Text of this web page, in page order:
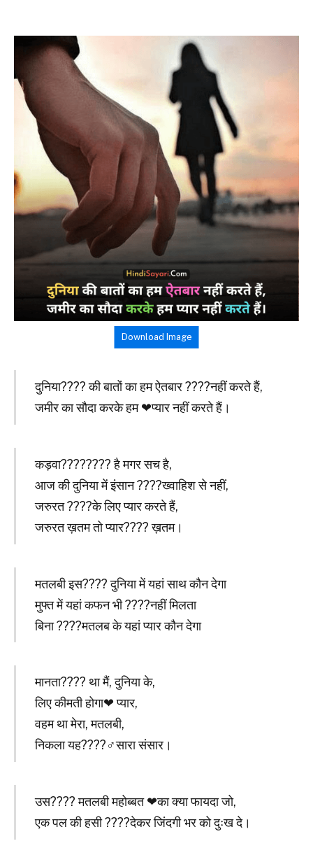
Download Image
दुनिया???? की बातों का हम ऐतबार ????नहीं करते हैं,
जमीर का सौदा करके हम ❤प्यार नहीं करते हैं।
कड़वा????‍???? है मगर सच है,
आज की दुनिया में इंसान ????ख्वाहिश से नहीं,
जरुरत ????के लिए प्यार करते हैं,
जरुरत ख़तम तो प्यार???? ख़तम।
मतलबी इस???? दुनिया में यहां साथ कौन देगा
मुफ्त में यहां कफन भी ????नहीं मिलता
बिना ????मतलब के यहां प्यार कौन देगा
मानता???? था मैं, दुनिया के,
लिए कीमती होगा❤ प्यार,
वहम था मेरा, मतलबी,
निकला यह????‍♂️सारा संसार।
उस???? मतलबी महोब्बत ❤का क्या फायदा जो,
एक पल की हसी ????देकर जिंदगी भर को दुःख दे।